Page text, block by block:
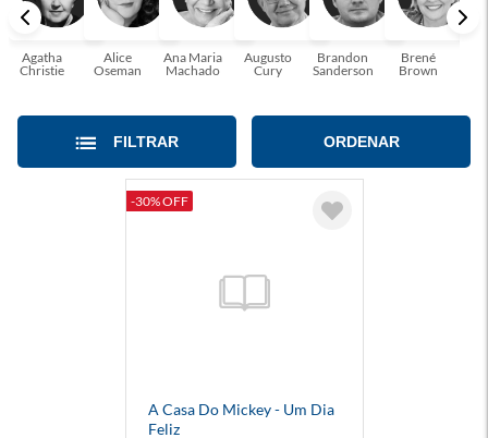
sua! Tenha certeza, temos o livro perfeito para você!
Agatha
Christie
Alice
Oseman
Ana Maria
Machado
Augusto
Cury
Brandon
Sanderson
Brené
Brown
FILTRAR ORDENAR
-30% OFF
A Casa Do Mickey - Um Dia
Feliz